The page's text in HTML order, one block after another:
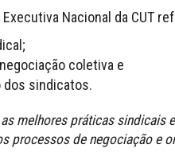
Nacional da CUT
coletiva e
sindicatos.
melhores práticas
processos de negociação e